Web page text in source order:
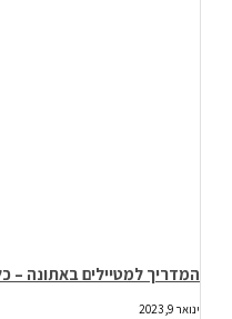
המדריך למטיילים באתונה
ינואר 9, 2023